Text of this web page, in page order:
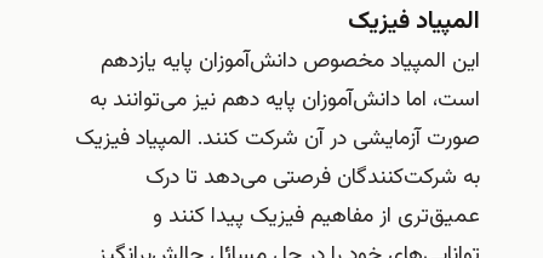
المپیاد فیزیک
این المپیاد مخصوص دانش‌آموزان پایه یازدهم
است، اما دانش‌آموزان پایه دهم نیز می‌توانند به
صورت آزمایشی در آن شرکت کنند. المپیاد فیزیک
به شرکت‌کنندگان فرصتی می‌دهد تا درک
عمیق‌تری از مفاهیم فیزیک پیدا کنند و